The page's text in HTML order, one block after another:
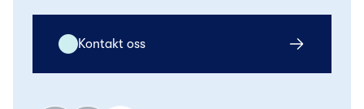
Kontakt oss